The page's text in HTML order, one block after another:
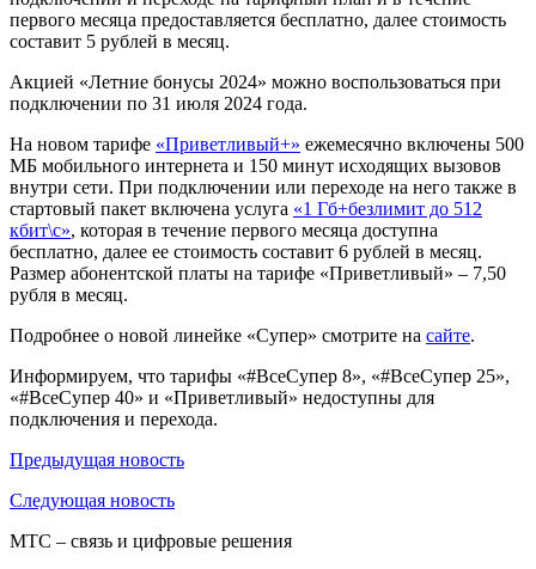
первого месяца предоставляется бесплатно, далее стоимость
составит 5 рублей в месяц.
Акцией «Летние бонусы 2024» можно воспользоваться при
подключении по 31 июля 2024 года.
На новом тарифе «Приветливый+» ежемесячно включены 500
МБ мобильного интернета и 150 минут исходящих вызовов
внутри сети. При подключении или переходе на него также в
стартовый пакет включена услуга «1 Гб+безлимит до 512
кбит\с», которая в течение первого месяца доступна
бесплатно, далее ее стоимость составит 6 рублей в месяц.
Размер абонентской платы на тарифе «Приветливый» – 7,50
рубля в месяц.
Подробнее о новой линейке «Супер» смотрите на сайте.
Информируем, что тарифы «#ВсеСупер 8», «#ВсеСупер 25»,
«#ВсеСупер 40» и «Приветливый» недоступны для
подключения и перехода.
Предыдущая новость
Следующая новость
МТС – связь и цифровые решения